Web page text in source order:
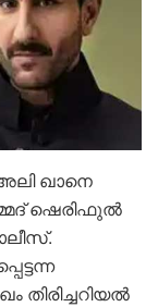
ഖാനെ
ഷെരിഫുൽ